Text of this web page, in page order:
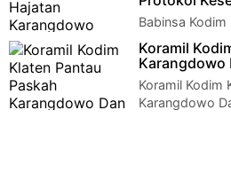
Babinsa
Karangdowo
Kesehatan Klaten | Babinsa Bulusan
Koramil
Karangdowo
Koramil Kodim
Karangdowo